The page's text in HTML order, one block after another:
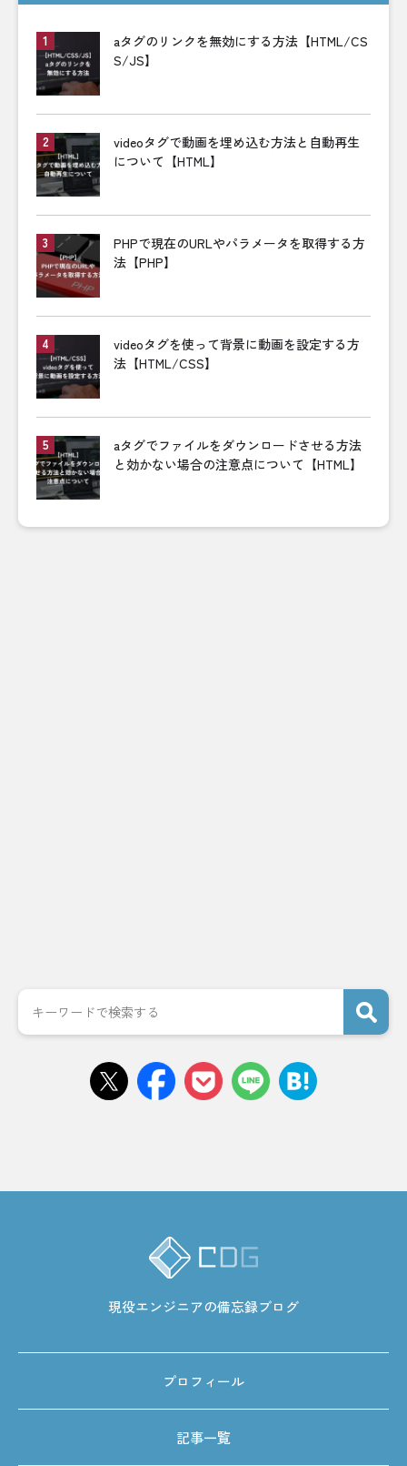
aタグのリンクを無効にする方法【HTML/CS
S/JS】
videoタグで動画を埋め込む方法と自動再生
について【HTML】
PHPで現在のURLやパラメータを取得する方
法【PHP】
videoタグを使って背景に動画を設定する方
法【HTML/CSS】
aタグでファイルをダウンロードさせる方法
と効かない場合の注意点について【HTML】
現役エンジニアの備忘録ブログ
プロフィール
記事一覧